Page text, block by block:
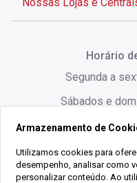
Rua Lauro Linhares,
SC
(48) 3220-1045
Horário
Segunda a
Sábados e
Armazenamento de
Utilizamos cookies para
desempenho, analisar como
personalizar conteúdo. Ao